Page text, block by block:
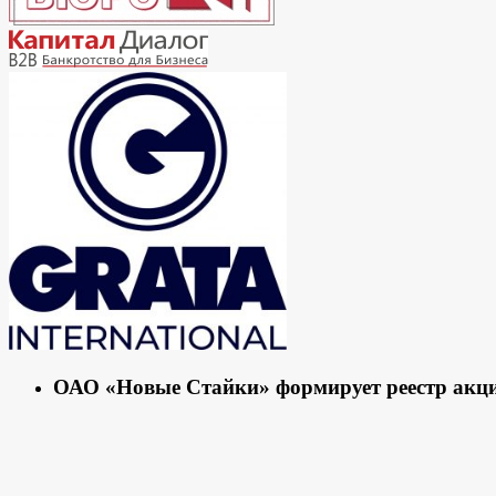
ОАО «Новые Стайки» формирует реестр